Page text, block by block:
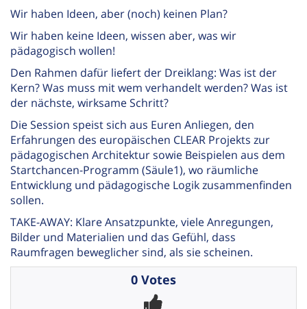
Wir haben Ideen, aber (noch) keinen Plan?
Wir haben keine Ideen, wissen aber, was wir
pädagogisch wollen!
Den Rahmen dafür liefert der Dreiklang: Was ist der
Kern? Was muss mit wem verhandelt werden? Was ist
der nächste, wirksame Schritt?
Die Session speist sich aus Euren Anliegen, den
Erfahrungen des europäischen CLEAR Projekts zur
pädagogischen Architektur sowie Beispielen aus dem
Startchancen-Programm (Säule1), wo räumliche
Entwicklung und pädagogische Logik zusammenfinden
sollen.
TAKE-AWAY: Klare Ansatzpunkte, viele Anregungen,
Bilder und Materialien und das Gefühl, dass
Raumfragen beweglicher sind, als sie scheinen.
0 Votes